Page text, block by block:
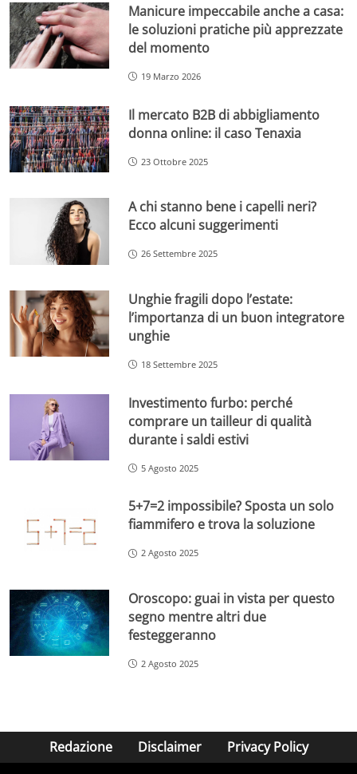
Manicure impeccabile anche a casa:
le soluzioni pratiche più apprezzate
del momento
19 Marzo 2026
Il mercato B2B di abbigliamento
donna online: il caso Tenaxia
23 Ottobre 2025
A chi stanno bene i capelli neri?
Ecco alcuni suggerimenti
26 Settembre 2025
Unghie fragili dopo l’estate:
l’importanza di un buon integratore
unghie
18 Settembre 2025
Investimento furbo: perché
comprare un tailleur di qualità
durante i saldi estivi
5 Agosto 2025
5+7=2 impossibile? Sposta un solo
fiammifero e trova la soluzione
2 Agosto 2025
Oroscopo: guai in vista per questo
segno mentre altri due
festeggeranno
2 Agosto 2025
Redazione Disclaimer Privacy Policy